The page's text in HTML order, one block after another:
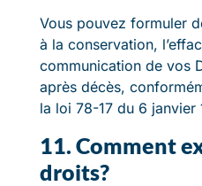
Vous pouvez formuler
à la conservation,
communication de vos
après décès,
la loi 78-17 du 6 janvier
11. Comment
droits?